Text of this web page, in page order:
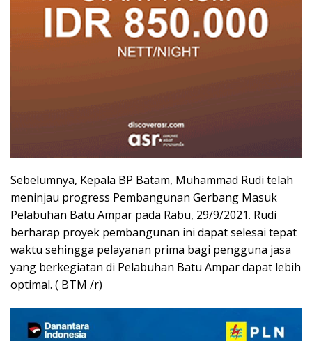
Sebelumnya, Kepala BP Batam, Muhammad Rudi telah
meninjau progress Pembangunan Gerbang Masuk
Pelabuhan Batu Ampar pada Rabu, 29/9/2021. Rudi
berharap proyek pembangunan ini dapat selesai tepat
waktu sehingga pelayanan prima bagi pengguna jasa
yang berkegiatan di Pelabuhan Batu Ampar dapat lebih
optimal. ( BTM /r)